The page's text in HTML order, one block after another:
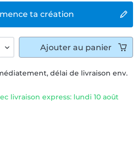
ta création
délai de livraison env.
livraison express: lundi 10 août
Ajouter au panier